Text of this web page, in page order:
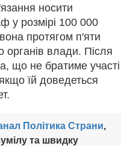
носити
у розмірі 100 000
протягом п'яти
органів влади. Після
що не братиме участі
їй доведеться
Політика Страни,
та швидку